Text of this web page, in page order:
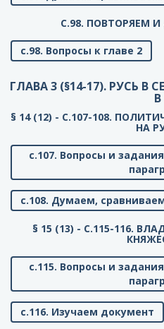
C.98. ПОВТОРЯЕМ
с.98. Вопросы к главе 2
ГЛАВА 3 (§14-17). РУСЬ В
В
§ 14 (12) - C.107-108.
НА
с.107. Вопросы и
с.108. Думаем,
§ 15 (13) - C.115-116.
с.115. Вопросы и
с.116. Изучаем документ